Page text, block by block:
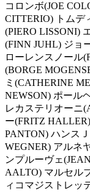
コロンボ(JOE
CITTERIO) トムデ
(PIERO LISSONI)
(FINN JUHL) ジョ
ローレンスノール
(BORGE
ミ(CATHERINE
NEWSON) ポール
レカステリオーニ
ー(FRITZ
PANTON) ハンス
WEGNER) アルネ
ンプルーヴェ
AALTO) マルセル
ィコマジストレッ